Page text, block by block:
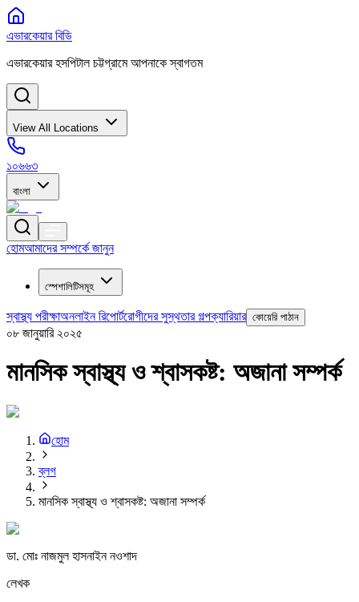
এভারকেয়ার বিডি
এভারকেয়ার হসপিটাল চট্টগ্রামে আপনাকে স্বাগতম
View All Locations
১০৬৬৩
বাংলা
হোমআমাদের সম্পর্কে জানুন
স্পেশালিটিসমূহ
স্বাস্থ্য পরীক্ষাঅনলাইন রিপোর্টরোগীদের সুস্থতার গল্পক্যারিয়ার কোয়েরি পাঠান
০৮ জানুয়ারি ২০২৫
মানসিক স্বাস্থ্য ও শ্বাসকষ্ট: অজানা সম্পর্ক
হোম
ব্লগ
মানসিক স্বাস্থ্য ও শ্বাসকষ্ট: অজানা সম্পর্ক
ডা. মোঃ নাজমুল হাসনাইন নওশাদ
লেখক